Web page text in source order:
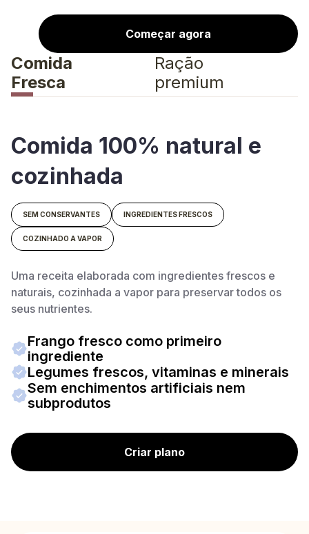
Começar agora
Comida
Fresca
Ração
premium
Comida 100% natural e
cozinhada
SEM CONSERVANTES INGREDIENTES FRESCOS
COZINHADO A VAPOR
Uma receita elaborada com ingredientes frescos e
naturais, cozinhada a vapor para preservar todos os
seus nutrientes.
Frango fresco como primeiro
ingrediente
Legumes frescos, vitaminas e minerais
Sem enchimentos artificiais nem
subprodutos
Criar plano